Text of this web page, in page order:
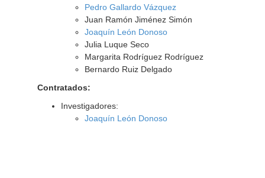
Pedro Gallardo Vázquez
Juan Ramón Jiménez Simón
Joaquín León Donoso
Julia Luque Seco
Margarita Rodríguez Rodríguez
Bernardo Ruiz Delgado
Contratados:
Investigadores:
Joaquín León Donoso